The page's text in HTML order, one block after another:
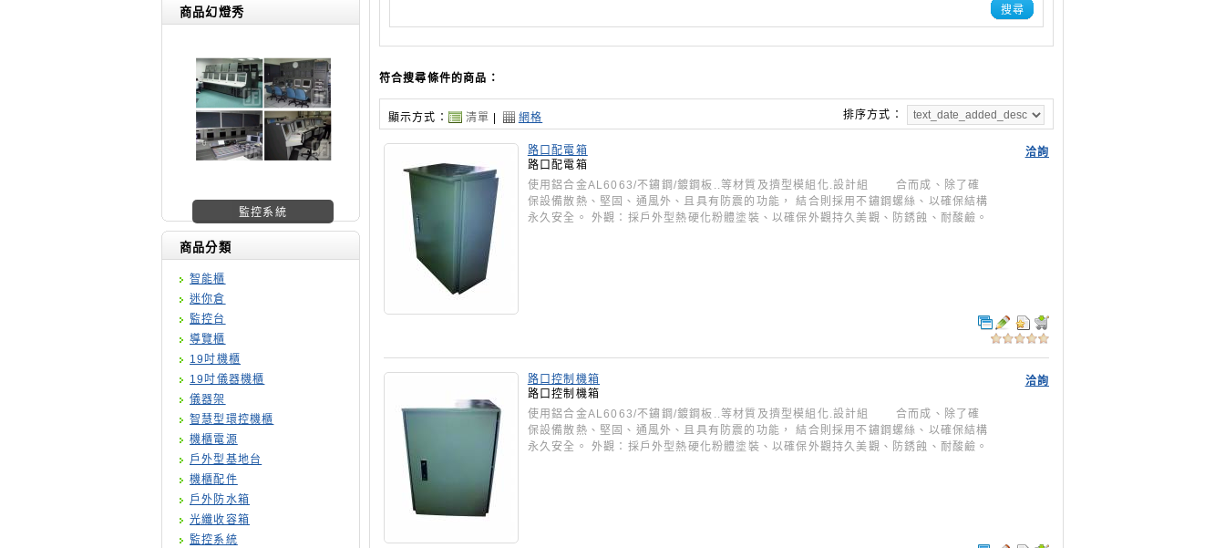
商品幻燈秀
機櫃廠商
商品分類
智能櫃
迷你倉
監控台
導覽櫃
19吋機櫃
19吋儀器機櫃
儀器架
智慧型環控機櫃
機櫃電源
戶外型基地台
機櫃配件
戶外防水箱
光纖收容箱
監控系統
搜尋
符合搜尋條件的商品：
顯示方式： 清單 | 網格 排序方式：
洽詢
路口配電箱
路口配電箱
使用鋁合金AL6063/不鏽鋼/鍍鋼板..等材質及擠型模組化.設計組 合而成、除了確
保設備散熱、堅固、通風外、且具有防震的功能， 結合則採用不鏽鋼螺絲、以確保結構
永久安全。 外觀：採戶外型熱硬化粉體塗裝、以確保外觀持久美觀、防銹蝕、耐酸鹼。
洽詢
路口控制機箱
路口控制機箱
使用鋁合金AL6063/不鏽鋼/鍍鋼板..等材質及擠型模組化.設計組 合而成、除了確
保設備散熱、堅固、通風外、且具有防震的功能， 結合則採用不鏽鋼螺絲、以確保結構
永久安全。 外觀：採戶外型熱硬化粉體塗裝、以確保外觀持久美觀、防銹蝕、耐酸鹼。